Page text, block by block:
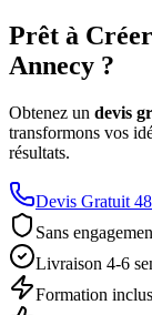
Prêt à
Annecy ?
Obtenez un devis
transformons vos
résultats.
Devis Gratuit
Sans
Livraison 4-6
Formation